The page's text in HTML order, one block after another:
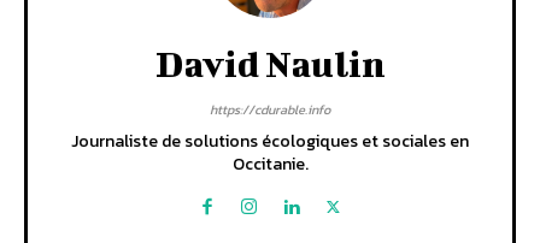
David Naulin
https://cdurable.info
Journaliste de solutions écologiques et sociales en
Occitanie.